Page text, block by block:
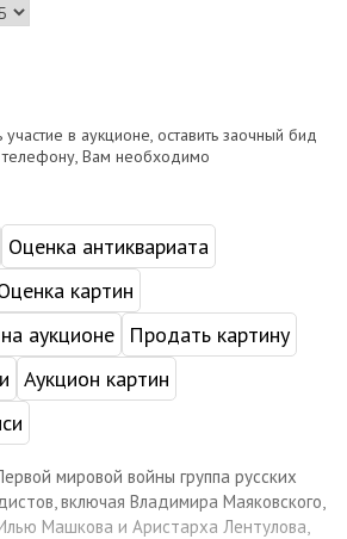
в аукционе, оставить заочный бид
телефону, Вам необходимо
Оценка антиквариата
картин
аукционе
Продать картину
Аукцион картин
мировой войны группа русских
включая Владимира Маяковского,
Машкова и Аристарха Лентулова,